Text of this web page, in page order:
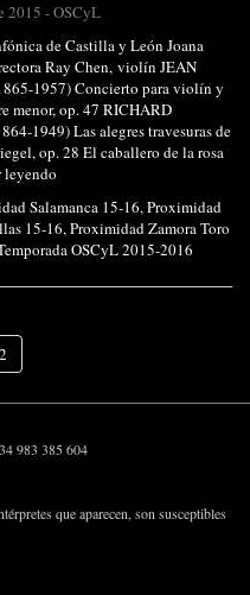
2015 -OSCyL
de Castilla y León Joana
Ray Chen, violín JEAN
1957) Concierto para violín y
menor, op. 47 RICHARD
1949) Las alegres travesuras de
op. 28 El caballero de la rosa
leyendo
Salamanca 15-16,Proximidad
15-16,Proximidad Zamora Toro
OSCyL 2015-2016
2
983 385 604
que aparecen, son susceptibles